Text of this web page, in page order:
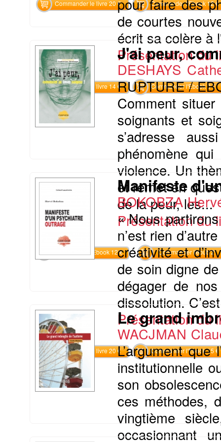
Commander le livre 20 € Commander l'Ebook 12 €
pour faire des
de courtes
écrit sa colère à
Présentation du
Commander le livre 14 € Commander l'Ebook 9 €
J'ai peur,
DESHAYS
RUPTURE /
Comment
soignants et
s’adresse
phénomène
violence. Un
et remet en
de la peur, les...
Présentation du
Commander l'Ebook 12 € Commander l'epub 2
Manifeste
BOKOBZA
« Nous
n’est rien
créativité et
de soin digne
dégager de
dissolution.
Présentation du
Commander le livre 20 € Commander l'Ebook 15 €
Le grand
WACJMAN
L’argument
institutionnelle
son
ces méthodes,
vingtième
occasionnant